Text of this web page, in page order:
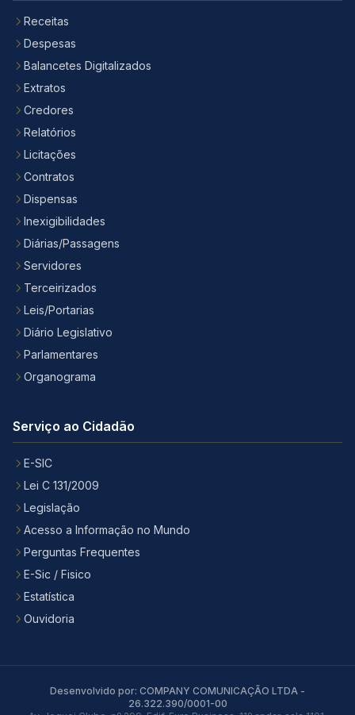
Receitas
Despesas
Balancetes Digitalizados
Extratos
Credores
Relatórios
Licitações
Contratos
Dispensas
Inexigibilidades
Diárias/Passagens
Servidores
Terceirizados
Leis/Portarias
Diário Legislativo
Parlamentares
Organograma
Serviço ao Cidadão
E-SIC
Lei C 131/2009
Legislação
Acesso a Informação no Mundo
Perguntas Frequentes
E-Sic / Fisico
Estatística
Ouvidoria
Desenvolvido por: COMPANY COMUNICAÇÃO LTDA -
26.322.390/0001-00